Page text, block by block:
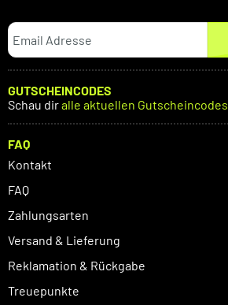
GUTSCHEINCODES
Schau diralle aktuellen Gutscheincodes
FAQ
Kontakt
FAQ
Zahlungsarten
Versand & Lieferung
Reklamation & Rückgabe
Treuepunkte